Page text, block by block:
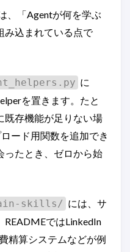
、「Agentが何を学ぶ
み込まれている点で
に
を置きます。たと
既存機能が足りない場
ード用関数を追加でき
ったとき、ゼロから始
skills/ には、サ
READMEではLinkedIn
精算システムなどが例